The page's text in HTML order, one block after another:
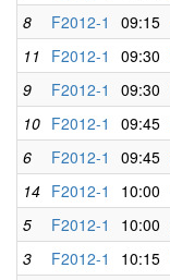
8
F2012-1 09:15
11 F2012-1 09:30
9
F2012-1 09:30
10 F2012-1 09:45
6
F2012-1 09:45
14 F2012-1 10:00
5
F2012-1 10:00
3
F2012-1 10:15